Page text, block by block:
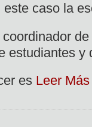
caso la
estudiantes y
es Leer